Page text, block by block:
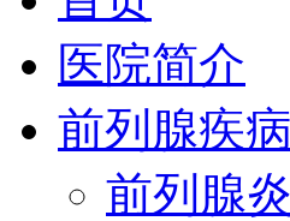
医院简介
前列腺疾病
前列腺炎